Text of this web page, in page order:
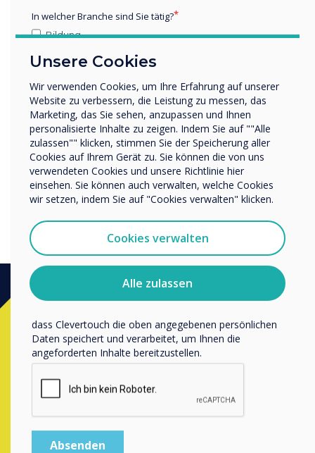
Is the QR code here to stay?
Interessiert?
Kontaktieren Sie einenClevertouch-
Experten, indem Sie das folgende
Unsere Cookies
Wir verwenden Cookies, um Ihre Erfahrung auf unserer
Website zu verbessern, die Leistung zu messen, das
Marketing, das Sie sehen, anzupassen und Ihnen
personalisierte Inhalte zu zeigen. Indem Sie auf ""Alle
zulassen"" klicken, stimmen Sie der Speicherung aller
Cookies auf Ihrem Gerät zu. Sie können die von uns
verwendeten Cookies und unsere Richtlinie hier
einsehen. Sie können auch verwalten, welche Cookies
wir setzen, indem Sie auf "Cookies verwalten" klicken.
Cookies verwalten
Alle zulassen
In welcher Branche sind Sie tätig?
Bildung
Sonstiges
Name Unternehmen/Einrichtung
Wir möchten Sie gerne per E-Mail, Telefon oder Post
bezüglich unserer Produkte und Dienstleistungen
kontaktieren.
Ich bin damit einverstanden, Mitteilungen von
Sie können diese Benachrichtigungen jederzeit
abbestellen. Weitere Informationen zum Abbestellen, zu
unseren Datenschutzverfahren und dazu, wie wir Ihre
Privatsphäre schützen und respektieren, finden Sie in
unserer Datenschutzrichtlinie.
dass Clevertouch die oben angegebenen persönlichen
Daten speichert und verarbeitet, um Ihnen die
angeforderten Inhalte bereitzustellen.